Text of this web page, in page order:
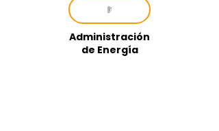
Administración
de Energía